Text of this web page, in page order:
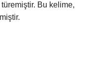
Bu kelime,